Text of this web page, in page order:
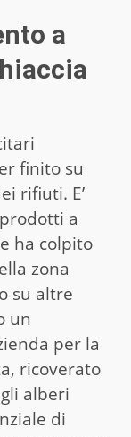
a
finito su
rifiuti. E’
a
ha colpito
zona
su altre
un
per la
ricoverato
alberi
di